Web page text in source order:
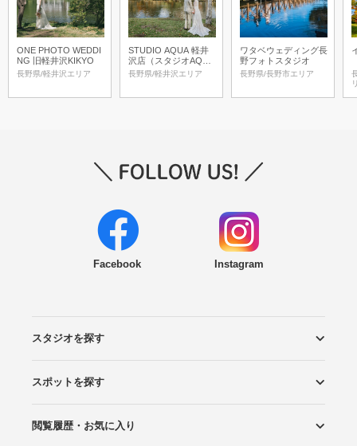
ONE PHOTO WEDDI
NG 旧軽井沢KIKYO
長野県/軽井沢エリア
STUDIO AQUA 軽井
沢店（スタジオAQU
A）
長野県/軽井沢エリア
ワタベウェディング長
野フォトスタジオ
長野県/長野市エリア
Facebook Instagram
スタジオを探す
エリアから探す
こだわりから探す
NEW PHOTO STYLE
プランから探す
フォトタイプ診断
フォトグラファーから探す
国内リゾートから探す
スポットを探す
ロケーションから探す
スタジオから探す
閲覧履歴・お気に入り